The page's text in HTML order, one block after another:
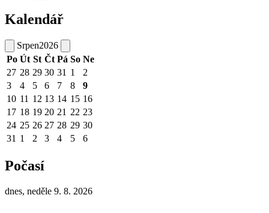
Kalendář
Srpen2026
Po Út St Čt Pá So Ne
27 28 29 30 31 1
2
3
4 5 6 7 8
9
10 11 12 13 14 15 16
17 18 19 20 21 22 23
24 25 26 27 28 29 30
31 1 2 3 4 5 6
Počasí
dnes, neděle 9. 8. 2026